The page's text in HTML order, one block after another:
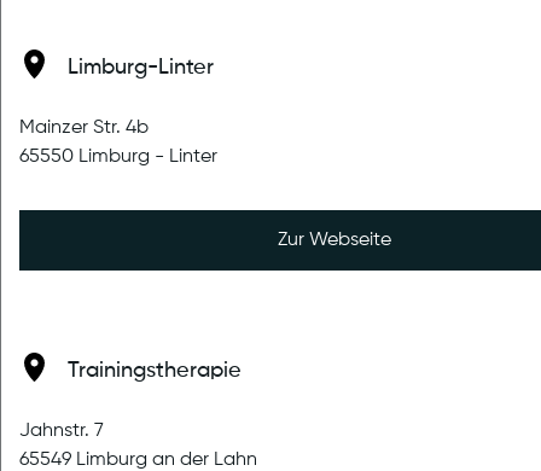
Kein T-RENA Programm mehr im
Bereits seit Mitte des Jahres nehmen wir keine neuen
T-RENA Teilnehmer mehr an, die letzten Programme
immer noch vereinzelt Anfragen erreichen, möcht...
Limburg-Linter
Mainzer Str. 4b
65550 Limburg - Linter
Zur Webseite
Trainingstherapie
Jahnstr. 7
65549 Limburg an der Lahn